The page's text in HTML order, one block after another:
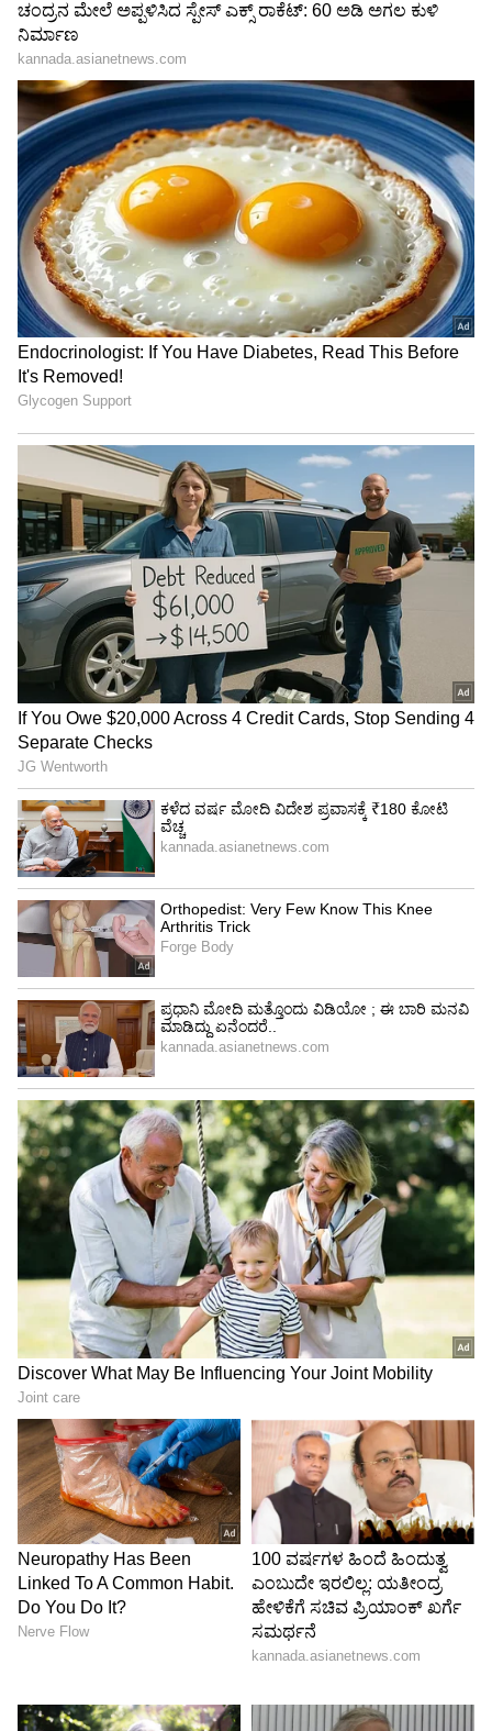
"ರಾಜಕೀಯ ಬೇಡ, ಸಿನಿಮಾನೇ ಪ್ರಾಣ":
ಕನಕೋತ್ಸವದಲ್ಲಿ ರಿಷಬ್ ಶೆಟ್ಟಿ | Rishab
Shetty speech | Suvarna News
ಶೇ.50 ರಿಂದ ಶೇ.18 ಕ್ಕೆ TAX ಇಳಿಕೆ: ಮೋದಿ-
ಟ್ರಂಪ್ ಐತಿಹಾಸಿಕ ಒಪ್ಪಂದ | India US
Trade Deal | Party Rounds